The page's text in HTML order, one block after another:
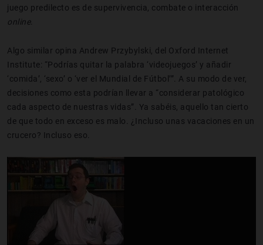
juego predilecto es de supervivencia, combate o interacción
online.
Algo similar opina Andrew Przybylski, del Oxford Internet
Institute: “Podrías quitar la palabra ‘videojuegos’ y añadir
‘comida’, ‘sexo’ o ‘ver el Mundial de Fútbol’”. A su modo de ver,
decisiones como esta podrían llevar a “considerar patológico
cada aspecto de nuestras vidas”. Ya sabéis, aquello tan cierto
de que todo en exceso es malo. ¿Incluso unas vacaciones en un
crucero? Incluso eso.